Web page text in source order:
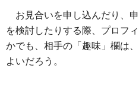
お見合いを申し込んだり、
を検討したりする際、プロフ
かでも、相手の「趣味」欄は
よいだろう。